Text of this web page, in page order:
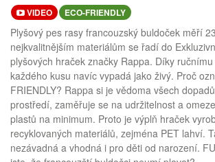
VIDEO ECO-FRIENDLY
Plyšový pes rasy francouzský buldoček měří
nejkvalitnějším materiálům se řadí do
plyšových hraček značky Rappa. Díky
každého kusu navíc vypadá jako živý. Proč
FRIENDLY? Rappa si je vědoma všech
prostředí, zaměřuje se na udržitelnost a
plastů na minimum. Proto je výplň hraček
recyklovaných materiálů, zejména PET lahví.
nezávadná a vhodná i pro děti od narození.